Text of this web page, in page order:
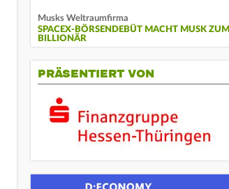
Musks Weltraumfirma
SPACEX-BÖRSENDEBÜT MACHT MUSK ZUM
BILLIONÄR
PRÄSENTIERT VON